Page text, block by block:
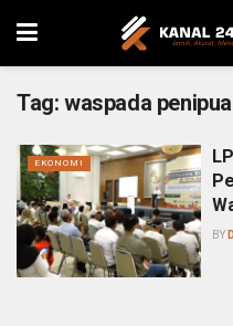
Tag: waspada
EKONOMI
BY